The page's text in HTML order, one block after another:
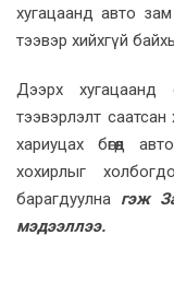
хугацаанд авто
тээвэр хийхгүй
Дээрх хугацаанд
тээвэрлэлт саатсан
хариуцах бөгөөд
хохирлыг
барагдуулна гэж
мэдээллээ.